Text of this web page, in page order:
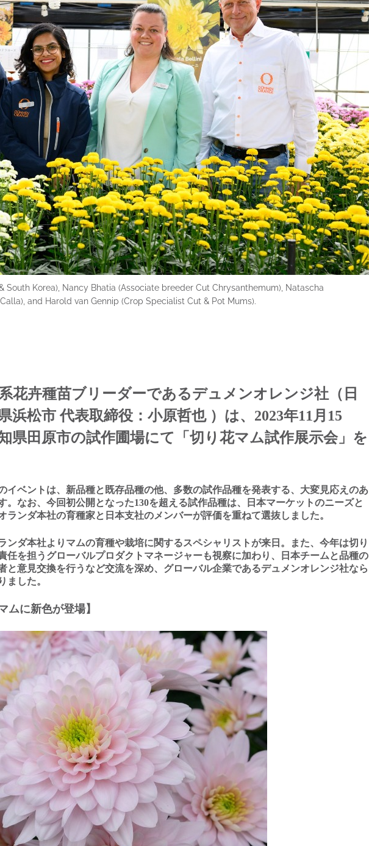
South Korea), Nancy Bhatia (Associate breeder Cut Chrysanthemum), Natascha
and Harold van Gennip (Crop Specialist Cut & Pot Mums).
花卉種苗ブリーダーであるデュメンオレンジ社（⽇
浜松市 代表取締役：⼩原哲也 ）は、 2023年11 ⽉ 15
県⽥原市の試作圃場にて「切り花マム試作展⽰会」を
イベントは、新品種と既存品種の他、多数の試作品種を発表する、大変見応えのあ
。なお、今回初公開となった130を超える試作品種は、⽇本マーケットのニーズと
ランダ本社の育種家と⽇本⽀社のメンバーが評価を重ねて選抜しました。
ンダ本社よりマムの育種や栽培に関するスペシャリストが来⽇。また、今年は切り
任を担うグローバルプロダクトマネージャーも視察に加わり、⽇本チームと品種の
と意⾒交換を⾏うなど交流を深め、グローバル企業であるデュメンオレンジ社なら
ました。
ムに新⾊が登場】